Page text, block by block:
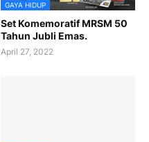
GAYA HIDUP
Set Komemoratif MRSM 50
Tahun Jubli Emas.
April 27, 2022